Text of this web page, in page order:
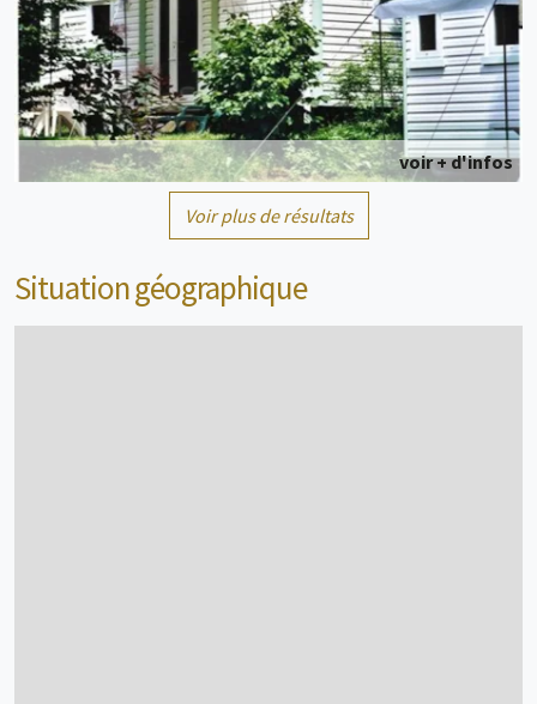
voir + d'infos
Voir plus de résultats
Situation géographique